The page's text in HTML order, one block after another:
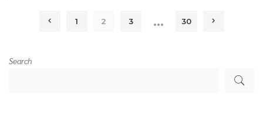
1 2 3 … 30
Search